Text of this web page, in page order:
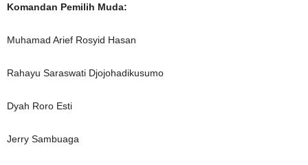
Komandan Pemilih Muda:
Muhamad Arief Rosyid Hasan
Rahayu Saraswati Djojohadikusumo
Dyah Roro Esti
Jerry Sambuaga